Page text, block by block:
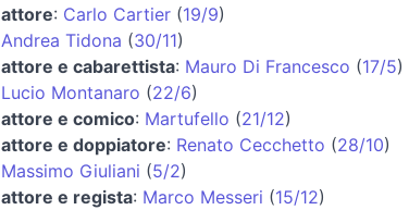
attore: Carlo Cartier(19/9)
Andrea Tidona (30/11)
attore e cabarettista: Mauro Di Francesco (17/5)
Lucio Montanaro (22/6)
attore e comico: Martufello (21/12)
attore e doppiatore: Renato Cecchetto (28/10)
Massimo Giuliani (5/2)
attore e regista: Marco Messeri (15/12)